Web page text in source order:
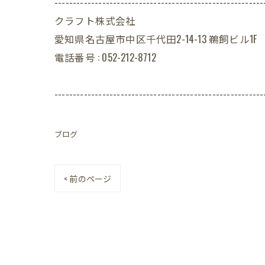
クラフト株式会社
愛知県名古屋市中区千代田2-14-13 鵜飼ビル1F
電話番号 : 052-212-8712
ブログ
< 前のページ